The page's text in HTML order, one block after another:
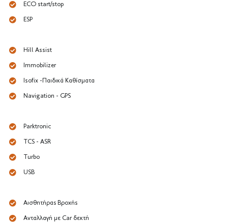
ECO start/stop
ESP
Hill Assist
Immobilizer
Isofix -Παιδικά Καθίσματα
Navigation - GPS
Parktronic
TCS - ASR
Turbo
USB
Αισθητήρας Βροχής
Ανταλλαγή με Car δεκτή